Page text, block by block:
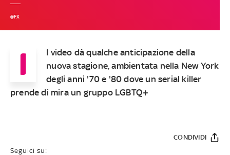
@FX
I
l video dà qualche anticipazione della
nuova stagione, ambientata nella New York
degli anni '70 e '80 dove un serial killer
prende di mira un gruppo LGBTQ+
Seguici su:
CONDIVIDI